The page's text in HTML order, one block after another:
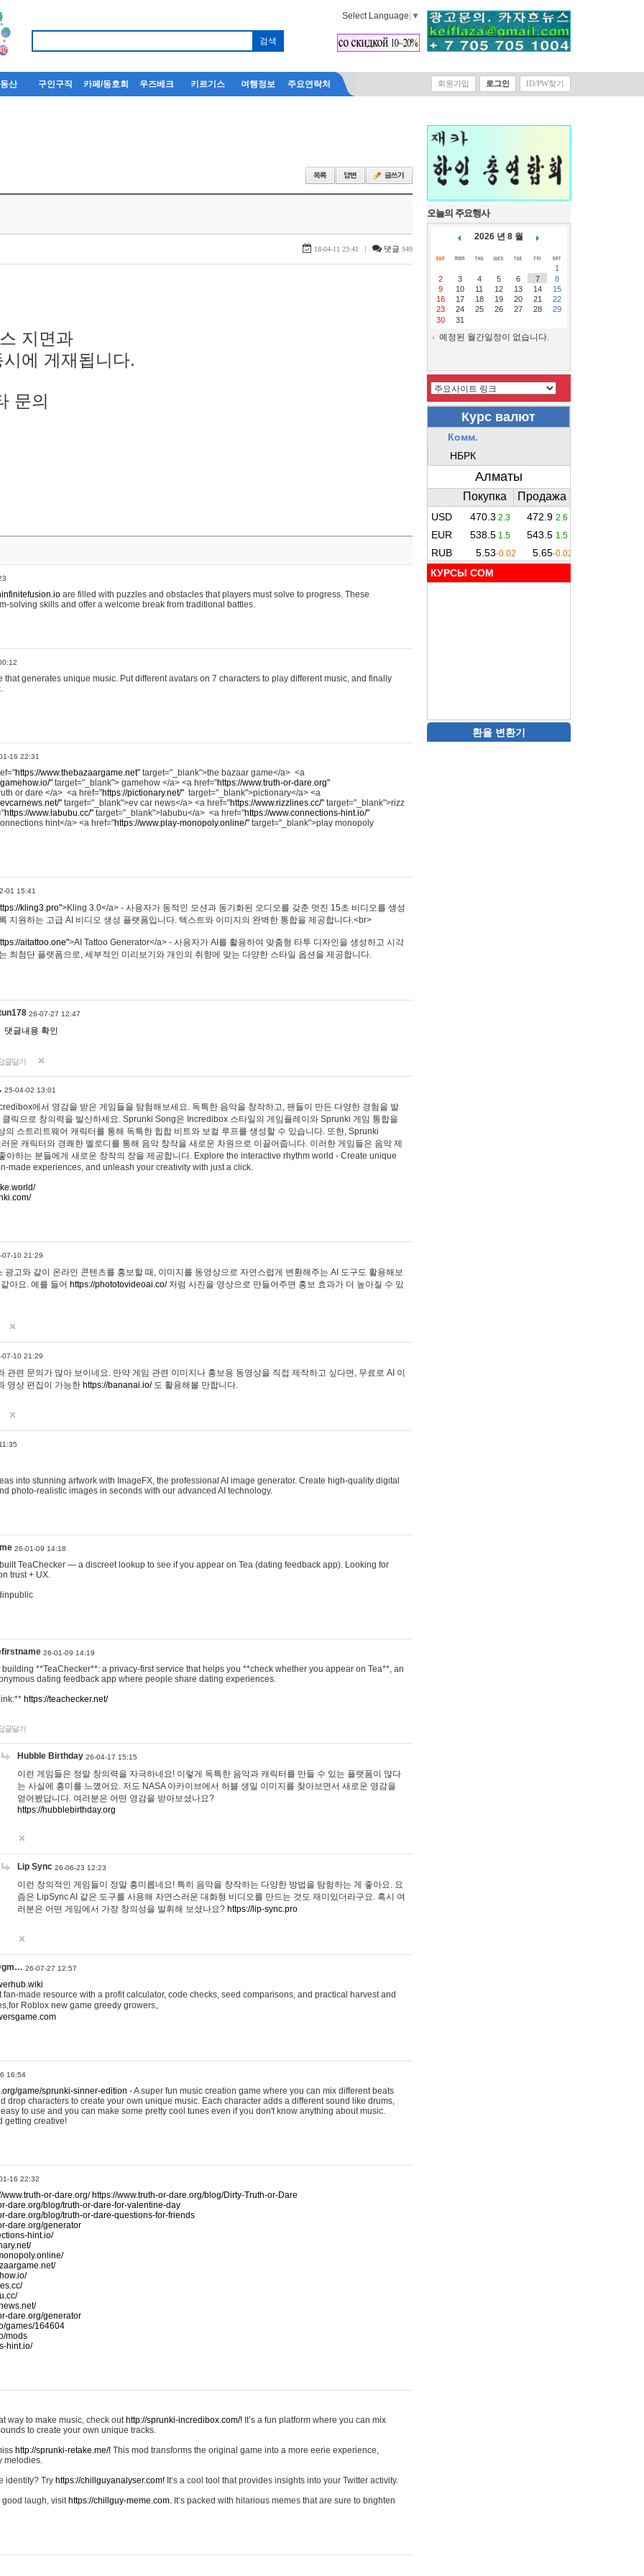
Select Language ▼
산 구인구직 카페/동호회 우즈베크 키르기스 여행정보 주요연락처 회원가입 로그인 ID/PW찾기
18-04-11 23:41 | 댓글 949
지면과
에 게재됩니다.
문의
are filled with puzzles and obstacles that players must solve to progress. These
solving skills and offer a welcome break from traditional battles.
that generates unique music. Put different avatars on 7 characters to play different music, and finally
16 22:31
https://www.thebazaargame.net" target="_blank">the bazaar game</a> <a
" target="_blank"> gamehow </a> <a href="https://www.truth-or-dare.org"
or dare </a> <a href="https://pictionary.net/" target="_blank">pictionary</a> <a
" target="_blank">ev car news</a> <a href="https://www.rizzlines.cc/" target="_blank">rizz
https://www.labubu.cc/" target="_blank">labubu</a> <a href="https://www.connections-hint.io/"
hint</a> <a href="https://www.play-monopoly.online/" target="_blank">play monopoly
01 15:41
kling3.pro">Kling 3.0</a> - 사용자가 동적인 모션과 동기화된 오디오를 갖춘 멋진 15초 비디오를 생성
지원하는 고급 AI 비디오 생성 플랫폼입니다. 텍스트와 이미지의 완벽한 통합을 제공합니다.<br>
aitattoo.one">AI Tattoo Generator</a> - 사용자가 AI를 활용하여 맞춤형 타투 디자인을 생성하고 시각
최첨단 플랫폼으로, 세부적인 미리보기와 개인의 취향에 맞는 다양한 스타일 옵션을 제공합니다.
26-07-27 12:47
댓글내용 확인
글달기
25-04-02 13:01
에서 영감을 받은 게임들을 탐험해보세요. 독특한 음악을 창작하고, 팬들이 만든 다양한 경험을 발
클릭으로 창의력을 발산하세요. Sprunki Song은 Incredibox 스타일의 게임플레이와 Sprunki 게임 통합을
의 스트리트웨어 캐릭터를 통해 독특한 힙합 비트와 보컬 루프를 생성할 수 있습니다. 또한, Sprunki
운 캐릭터와 경쾌한 멜로디를 통해 음악 창작을 새로운 차원으로 이끌어줍니다. 이러한 게임들은 음악 제
아하는 분들에게 새로운 창작의 장을 제공합니다. Explore the interactive rhythm world - Create unique
made experiences, and unleash your creativity with just a click.
07-10 21:29
광고와 같이 온라인 콘텐츠를 홍보할 때, 이미지를 동영상으로 자연스럽게 변환해주는 AI 도구도 활용해보
아요. 예를 들어 https://phototovideoai.co/처럼 사진을 영상으로 만들어주면 홍보 효과가 더 높아질 수 있
07-10 21:29
관련 문의가 많아 보이네요. 만약 게임 관련 이미지나 홍보용 동영상을 직접 제작하고 싶다면, 무료로 AI 이
영상 편집이 가능한 https://bananai.io/도 활용해볼 만합니다.
into stunning artwork with ImageFX, the professional AI image generator. Create high-quality digital
photo-realistic images in seconds with our advanced AI technology.
26-01-09 14:18
TeaChecker — a discreet lookup to see if you appear on Tea (dating feedback app). Looking for
trust + UX.
26-01-09 14:19
building **TeaChecker**: a privacy-first service that helps you **check whether you appear on Tea**, an
dating feedback app where people share dating experiences.
https://teachecker.net/
글달기
Hubble Birthday 26-04-17 15:15
이런 게임들은 정말 창의력을 자극하네요! 이렇게 독특한 음악과 캐릭터를 만들 수 있는 플랫폼이 많다
는 사실에 흥미를 느꼈어요. 저도 NASA 아카이브에서 허블 생일 이미지를 찾아보면서 새로운 영감을
얻어봤답니다. 여러분은 어떤 영감을 받아보셨나요?
https://hubblebirthday.org
Lip Sync 26-06-23 12:23
이런 창의적인 게임들이 정말 흥미롭네요! 특히 음악을 창작하는 다양한 방법을 탐험하는 게 좋아요. 요
즘은 LipSync AI 같은 도구를 사용해 자연스러운 대화형 비디오를 만드는 것도 재미있더라구요. 혹시 여
러분은 어떤 게임에서 가장 창의성을 발휘해 보셨나요? https://lip-sync.pro
26-07-27 12:57
made resource with a profit calculator, code checks, seed comparisons, and practical harvest and
Roblox new game greedy growers。
16:54
game/sprunki-sinner-edition - A super fun music creation game where you can mix different beats
drop characters to create your own unique music. Each character adds a different sound like drums,
to use and you can make some pretty cool tunes even if you don't know anything about music.
getting creative!
16 22:32
www.truth-or-dare.org/ https://www.truth-or-dare.org/blog/Dirty-Truth-or-Dare
dare.org/blog/truth-or-dare-for-valentine-day
dare.org/blog/truth-or-dare-questions-for-friends
dare.org/generator
hint.io/
dare.org/generator
games/164604
mods
hint.io/
way to make music, check out http://sprunki-incredibox.com/! It’s a fun platform where you can mix
to create your own unique tracks.
http://sprunki-retake.me/! This mod transforms the original game into a more eerie experience,
melodies.
identity? Try https://chillguyanalyser.com! It’s a cool tool that provides insights into your Twitter activity.
good laugh, visit https://chillguy-meme.com. It’s packed with hilarious memes that are sure to brighten
오늘의 주요행사
2026 년 8 월
1
2
3 4 5 6 7
8
9
10 11 12 13 14
15
16
17 18 19 20 21
22
23
24 25 26 27 28
29
30
31
예정된 월간일정이 없습니다.
КУРСЫ COM
환율 변환기